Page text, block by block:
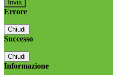
Errore
Chiudi
Successo
Chiudi
Informazione